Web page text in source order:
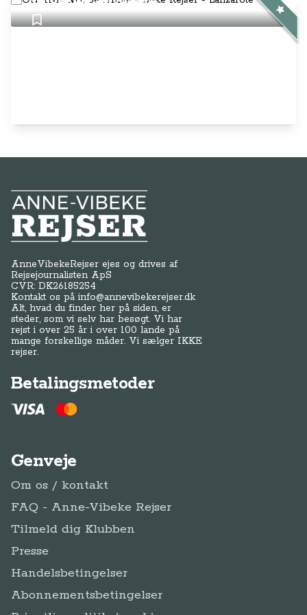
Anne-Vibeke Rejser
AnneVibekeRejser ejes og drives af
Rejsejournalisten ApS
CVR: DK26185254
Kontakt os påinfo@annevibekerejser.dk
Alt, hvad du finder her på siden, er
steder, som vi selv har besøgt. Vi har
rejst i over 25 år i over 100 lande på
mange forskellige måder. Vi sælger IKKE
rejser.
Betalingsmetoder
Genveje
Om os / kontakt
FAQ - Anne-Vibeke Rejser
Tilmeld dig Klubben
Presse
Handelsbetingelser
Abonnementsbetingelser